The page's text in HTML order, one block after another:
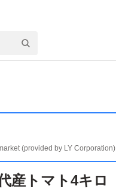
(provided by LY Corporation)
産トマト4キロ